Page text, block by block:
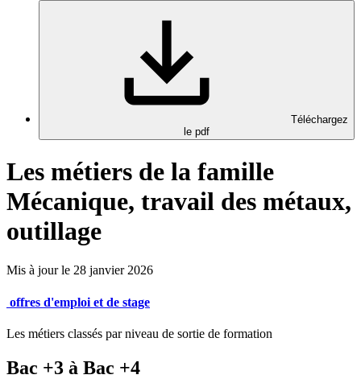
Téléchargez
le pdf
Les métiers de la famille
Mécanique, travail des métaux,
outillage
Mis à jour le 28 janvier 2026
offres d'emploi et de stage
Les métiers classés par niveau de sortie de formation
Bac +3 à Bac +4